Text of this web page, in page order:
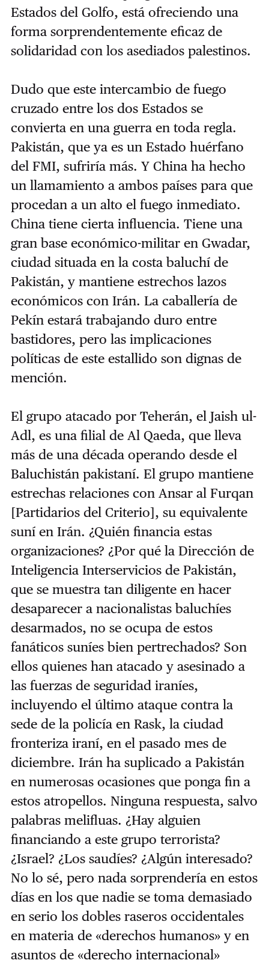
Estados del Golfo, está ofreciendo una
forma sorprendentemente eficaz de
solidaridad con los asediados palestinos.
Dudo que este intercambio de fuego
cruzado entre los dos Estados se
convierta en una guerra en toda regla.
Pakistán, que ya es un Estado huérfano
del FMI, sufriría más. Y China ha hecho
un llamamiento a ambos países para que
procedan a un alto el fuego inmediato.
China tiene cierta influencia. Tiene una
gran base económico-militar en Gwadar,
ciudad situada en la costa baluchí de
Pakistán, y mantiene estrechos lazos
económicos con Irán. La caballería de
Pekín estará trabajando duro entre
bastidores, pero las implicaciones
políticas de este estallido son dignas de
mención.
El grupo atacado por Teherán, el Jaish ul-
Adl, es una filial de Al Qaeda, que lleva
más de una década operando desde el
Baluchistán pakistaní. El grupo mantiene
estrechas relaciones con Ansar al Furqan
[Partidarios del Criterio], su equivalente
suní en Irán. ¿Quién financia estas
organizaciones? ¿Por qué la Dirección de
Inteligencia Interservicios de Pakistán,
que se muestra tan diligente en hacer
desaparecer a nacionalistas baluchíes
desarmados, no se ocupa de estos
fanáticos suníes bien pertrechados? Son
ellos quienes han atacado y asesinado a
las fuerzas de seguridad iraníes,
incluyendo el último ataque contra la
sede de la policía en Rask, la ciudad
fronteriza iraní, en el pasado mes de
diciembre. Irán ha suplicado a Pakistán
en numerosas ocasiones que ponga fin a
estos atropellos. Ninguna respuesta, salvo
palabras melifluas. ¿Hay alguien
financiando a este grupo terrorista?
¿Israel? ¿Los saudíes? ¿Algún interesado?
No lo sé, pero nada sorprendería en estos
días en los que nadie se toma demasiado
en serio los dobles raseros occidentales
en materia de «derechos humanos» y en
asuntos de «derecho internacional»